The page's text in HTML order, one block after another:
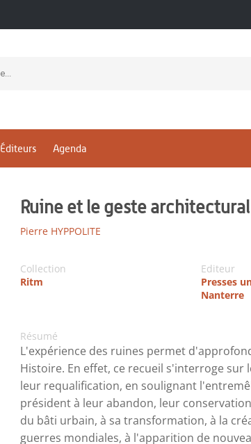
Éditeurs Agenda
Ruine et le geste architectural
Pierre HYPPOLITE
Collection
Ritm
Editeur
Presses
Nanterre
Résumé
L'expérience des ruines permet
Histoire. En effet, ce recueil s'interroge
leur requalification, en soulignant
président à leur abandon, leur
du bâti urbain, à sa transformation, à la
guerres mondiales, à l'apparition de